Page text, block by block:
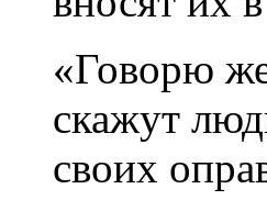
«Говорю
скажут
своих